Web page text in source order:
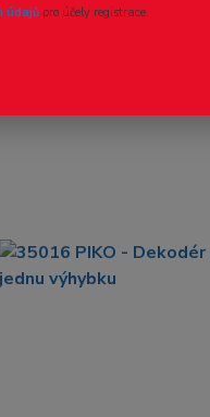
údajůpro účely registrace.